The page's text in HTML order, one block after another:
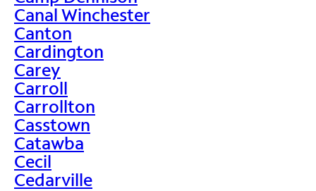
Canal Winchester
Canton
Cardington
Carey
Carroll
Carrollton
Casstown
Catawba
Cecil
Cedarville